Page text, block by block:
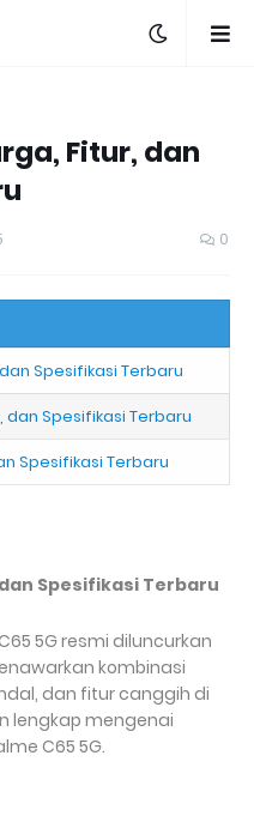
Fitur, dan
0
Spesifikasi Terbaru
dan Spesifikasi Terbaru
Spesifikasi Terbaru
Spesifikasi Terbaru
5G resmi diluncurkan
kombinasi
dan fitur canggih di
lengkap mengenai
C65 5G.